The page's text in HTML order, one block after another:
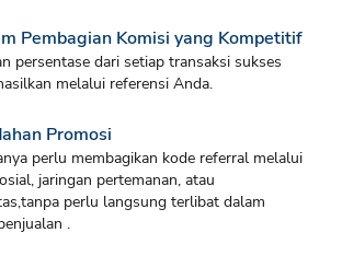
Pembagian Komisi yang Kompetitif
persentase dari setiap transaksi sukses
melalui referensi Anda.
Promosi
perlu membagikan kode referral melalui
jaringan pertemanan, atau
perlu langsung terlibat dalam
.